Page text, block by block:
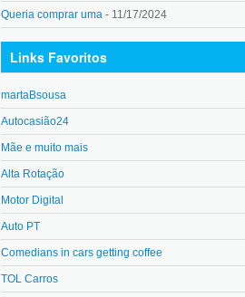
Queria comprar uma - 11/17/2024
Links Favoritos
martaBsousa
Autocasião24
Mãe e muito mais
Alta Rotação
Motor Digital
Auto PT
Comedians in cars getting coffee
TOL Carros